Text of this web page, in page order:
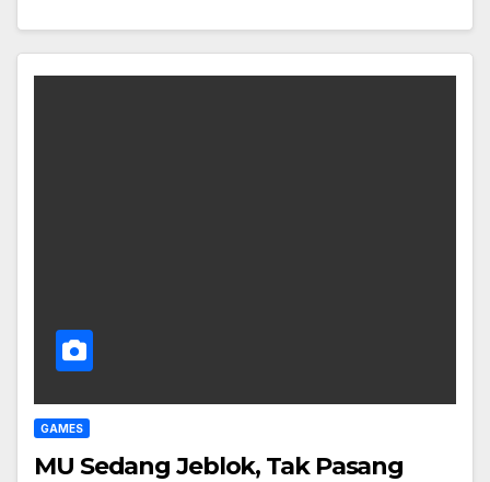
GAMES
MU Sedang Jeblok, Tak Pasang